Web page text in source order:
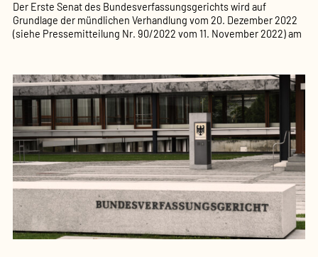
Der Erste Senat des Bundesverfassungsgerichts wird auf
Grundlage der mündlichen Verhandlung vom 20. Dezember 2022
(siehe Pressemitteilung Nr. 90/2022 vom 11. November 2022) am